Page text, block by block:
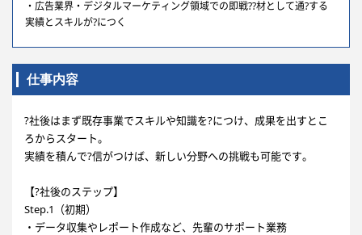
・広告業界・デジタルマーケティング領域での即戦??材として通?する
実績とスキルが?につく
仕事内容
?社後はまず既存事業でスキルや知識を?につけ、成果を出すとこ
ろからスタート。
実績を積んで?信がつけば、新しい分野への挑戦も可能です。
【?社後のステップ】
Step.1（初期）
・データ収集やレポート作成など、先輩のサポート業務